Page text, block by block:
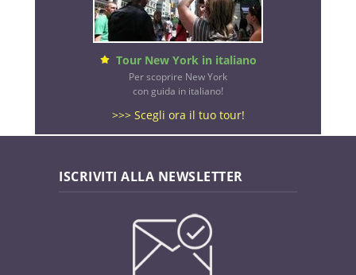
Tour New York in italiano
Per scoprire New York
con guida in italiano!
>>> Scegli ora il tuo tour!
ISCRIVITI ALLA NEWSLETTER